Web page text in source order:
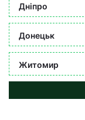
Дніпро
Донецьк
Житомир